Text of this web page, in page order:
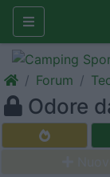
Forum
Odore